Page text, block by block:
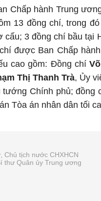
Chấp hành Trung
13 đồng chí, trong
3 đồng chí bầu tại
được Ban Chấp
cao gồm: Đồng chí
Thị Thanh Trà, Ủy
Chính phủ; đồng
Tòa án nhân dân tối
Chủ tịch nước CHXHCN
thư Quân ủy Trung ương